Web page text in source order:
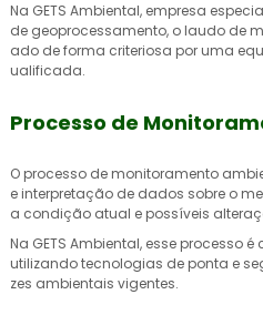
Na GETS Ambiental, empresa
de geoprocessamento, o laudo de
ado de forma criteriosa por uma
ualificada.
Processo de
O processo de monitoramento
e interpretação de dados sobre o
a condição atual e possíveis
Na GETS Ambiental, esse processo
utilizando tecnologias de ponta e
zes ambientais vigentes.